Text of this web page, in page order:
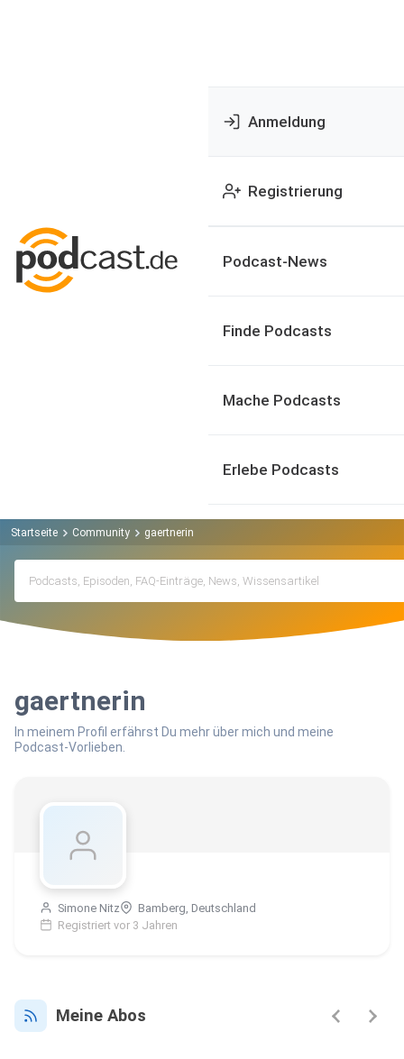
Anmeldung
Registrierung
Podcast-News
Finde Podcasts
Mache Podcasts
Erlebe Podcasts
Startseite Community gaertnerin
gaertnerin
In meinem Profil erfährst Du mehr über mich und meine
Podcast-Vorlieben.
Simone Nitz
Bamberg, Deutschland
Registriert vor 3 Jahren
Meine Abos